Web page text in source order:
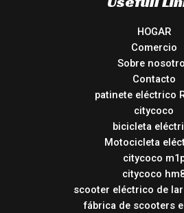
HOGAR
Comercio
Sobre
Contacto
patinete eléctrico
citycoco
bicicleta
Motocicleta
citycoco
citycoco
scooter eléctrico de
fábrica de scooters